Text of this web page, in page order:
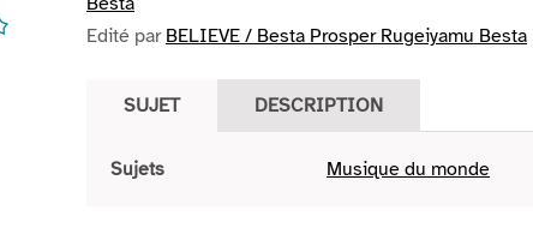
Edité par BELIEVE / Besta Prosper Rugeiyamu Besta
SUJET DESCRIPTION
Sujets Musique du monde